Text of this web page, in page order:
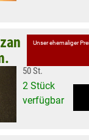
Unser ehemaliger
50 St.
2 Stück
verfügbar